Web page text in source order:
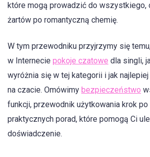
które mogą prowadzić do wszystkiego,
żartów po romantyczną chemię.
W tym przewodniku przyjrzymy się
w Internecie pokoje czatowe dla singli,
wyróżnia się w tej kategorii i jak
na czacie. Omówimy bezpieczeństwo
funkcji, przewodnik użytkowania krok
praktycznych porad, które pomogą Ci
doświadczenie.